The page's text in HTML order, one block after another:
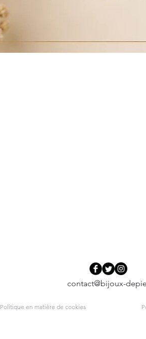
contact@bijoux-
Politique en matière de cookies